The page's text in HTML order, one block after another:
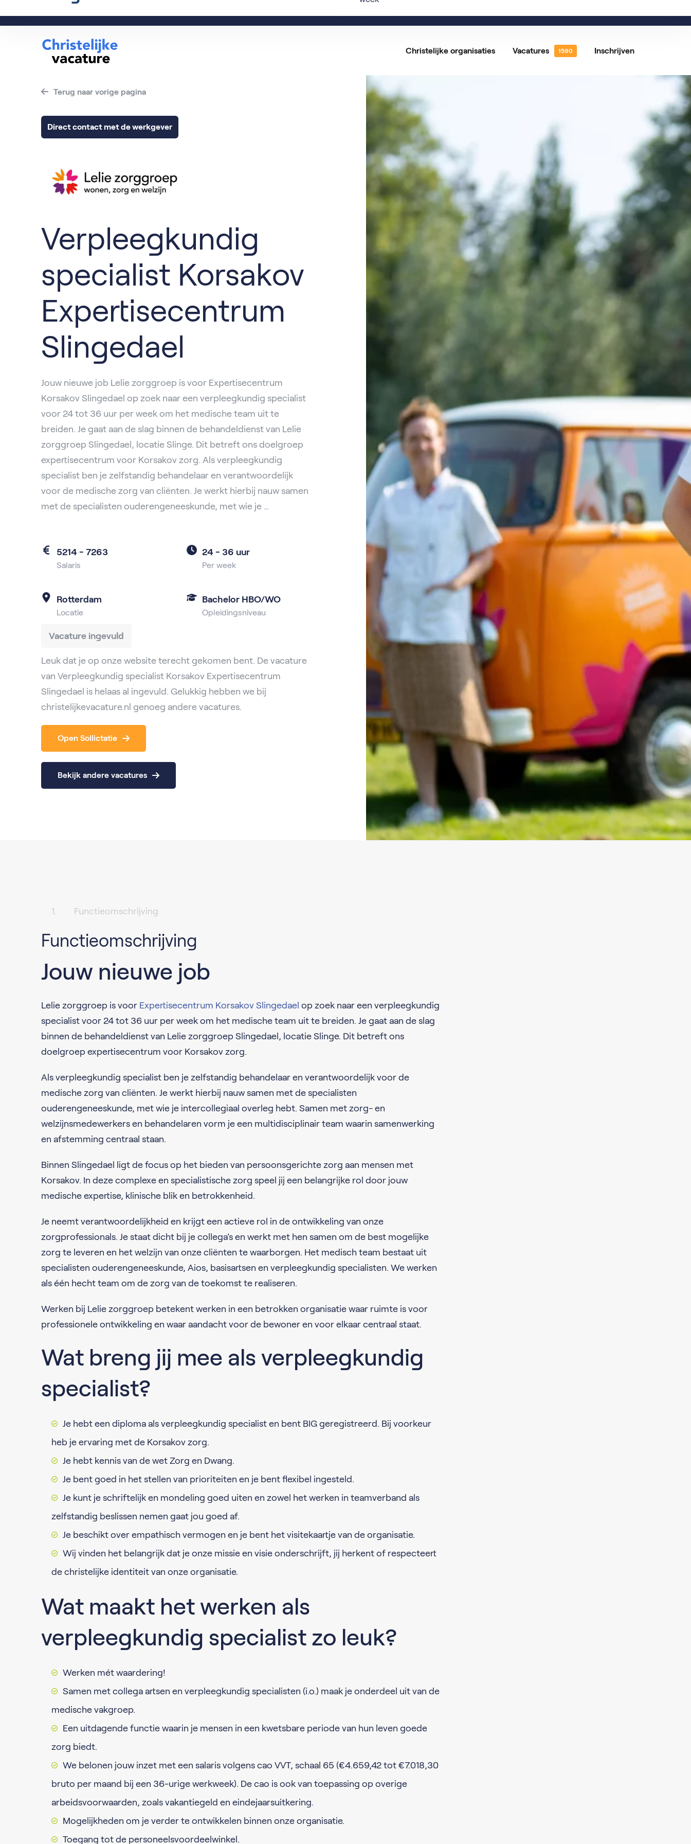
Christelijke organisaties Vacatures Inschrijven
Terug naar vorige pagina
Direct contact met de werkgever
Verpleegkundig
specialist Korsakov
Expertisecentrum
Slingedael
Jouw nieuwe job Lelie zorggroep is voor Expertisecentrum
Korsakov Slingedael op zoek naar een verpleegkundig specialist
voor 24 tot 36 uur per week om het medische team uit te
breiden. Je gaat aan de slag binnen de behandeldienst van Lelie
zorggroep Slingedael, locatie Slinge. Dit betreft ons doelgroep
expertisecentrum voor Korsakov zorg. Als verpleegkundig
specialist ben je zelfstandig behandelaar en verantwoordelijk
voor de medische zorg van cliënten. Je werkt hierbij nauw samen
met de specialisten ouderengeneeskunde, met wie je …
5214 - 7263
Salaris
24 - 36 uur
Per week
Rotterdam
Locatie
Bachelor HBO/WO
Opleidingsniveau
Vacature ingevuld
Leuk dat je op onze website terecht gekomen bent. De vacature
van Verpleegkundig specialist Korsakov Expertisecentrum
Slingedael is helaas al ingevuld. Gelukkig hebben we bij
christelijkevacature.nl genoeg andere vacatures.
Open Sollictatie
Bekijk andere vacatures
Functieomschrijving
Functieomschrijving
Jouw nieuwe job
Lelie zorggroep is voor Expertisecentrum Korsakov Slingedael op zoek naar een verpleegkundig
specialist voor 24 tot 36 uur per week om het medische team uit te breiden. Je gaat aan de slag
binnen de behandeldienst van Lelie zorggroep Slingedael, locatie Slinge. Dit betreft ons
doelgroep expertisecentrum voor Korsakov zorg.
Als verpleegkundig specialist ben je zelfstandig behandelaar en verantwoordelijk voor de
medische zorg van cliënten. Je werkt hierbij nauw samen met de specialisten
ouderengeneeskunde, met wie je intercollegiaal overleg hebt. Samen met zorg- en
welzijnsmedewerkers en behandelaren vorm je een multidisciplinair team waarin samenwerking
en afstemming centraal staan.
Binnen Slingedael ligt de focus op het bieden van persoonsgerichte zorg aan mensen met
Korsakov. In deze complexe en specialistische zorg speel jij een belangrijke rol door jouw
medische expertise, klinische blik en betrokkenheid.
Je neemt verantwoordelijkheid en krijgt een actieve rol in de ontwikkeling van onze
zorgprofessionals. Je staat dicht bij je collega’s en werkt met hen samen om de best mogelijke
zorg te leveren en het welzijn van onze cliënten te waarborgen. Het medisch team bestaat uit
specialisten ouderengeneeskunde, Aios, basisartsen en verpleegkundig specialisten. We werken
als één hecht team om de zorg van de toekomst te realiseren.
Werken bij Lelie zorggroep betekent werken in een betrokken organisatie waar ruimte is voor
professionele ontwikkeling en waar aandacht voor de bewoner en voor elkaar centraal staat.
Wat breng jij mee als verpleegkundig
specialist?
Je hebt een diploma als verpleegkundig specialist en bent BIG geregistreerd. Bij voorkeur
heb je ervaring met de Korsakov zorg.
Je hebt kennis van de wet Zorg en Dwang.
Je bent goed in het stellen van prioriteiten en je bent flexibel ingesteld.
Je kunt je schriftelijk en mondeling goed uiten en zowel het werken in teamverband als
zelfstandig beslissen nemen gaat jou goed af.
Je beschikt over empathisch vermogen en je bent het visitekaartje van de organisatie.
Wij vinden het belangrijk dat je onze missie en visie onderschrijft, jij herkent of respecteert
de christelijke identiteit van onze organisatie.
Wat maakt het werken als
verpleegkundig specialist zo leuk?
Werken mét waardering!
Samen met collega artsen en verpleegkundig specialisten (i.o.) maak je onderdeel uit van de
medische vakgroep.
Een uitdagende functie waarin je mensen in een kwetsbare periode van hun leven goede
zorg biedt.
We belonen jouw inzet met een salaris volgens cao VVT, schaal 65 (€4.659,42 tot €7.018,30
bruto per maand bij een 36-urige werkweek). De cao is ook van toepassing op overige
arbeidsvoorwaarden, zoals vakantiegeld en eindejaarsuitkering.
Mogelijkheden om je verder te ontwikkelen binnen onze organisatie.
Toegang tot de personeelsvoordeelwinkel.